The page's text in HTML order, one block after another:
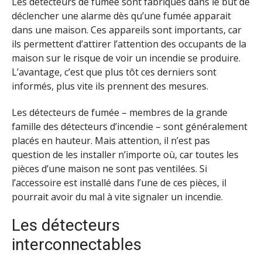
déclencher une alarme dès qu’une fumée apparait
dans une maison. Ces appareils sont importants, car
ils permettent d’attirer l’attention des occupants de la
maison sur le risque de voir un incendie se produire.
L’avantage, c’est que plus tôt ces derniers sont
informés, plus vite ils prennent des mesures.
Les détecteurs de fumée – membres de la grande
famille des détecteurs d’incendie – sont généralement
placés en hauteur. Mais attention, il n’est pas
question de les installer n’importe où, car toutes les
pièces d’une maison ne sont pas ventilées. Si
l’accessoire est installé dans l’une de ces pièces, il
pourrait avoir du mal à vite signaler un incendie.
Les détecteurs
interconnectables